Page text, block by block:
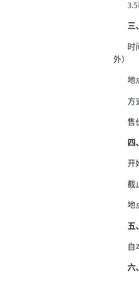
3.5
三
时
外）
地
方
售
四
开
截
地
五
自
六